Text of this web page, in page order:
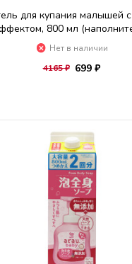
для купания малышей
800 мл
Нет в наличии
4165 ₽ 699 ₽